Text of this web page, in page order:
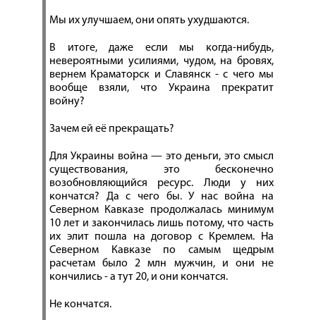
Мы их улучшаем, они опять ухудшаются.
В итоге, даже если мы когда-нибудь,
невероятными усилиями, чудом, на бровях,
вернем Краматорск и Славянск - с чего мы
вообще взяли, что Украина прекратит
войну?
Зачем ей её прекращать?
Для Украины война — это деньги, это смысл
существования, это бесконечно
возобновляющийся ресурс. Люди у них
кончатся? Да с чего бы. У нас война на
Северном Кавказе продолжалась минимум
10 лет и закончилась лишь потому, что часть
их элит пошла на договор с Кремлем. На
Северном Кавказе по самым щедрым
расчетам было 2 млн мужчин, и они не
кончились - а тут 20, и они кончатся.
Не кончатся.